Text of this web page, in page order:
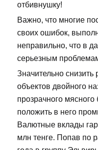
отбивнушку!
Важно, что многие
своих ошибок,
неправильно, что в
серьезным
Значительно снизить
объектов двойного
прозрачного
положить в него
Валютные вклады
млн тенге. Попав по